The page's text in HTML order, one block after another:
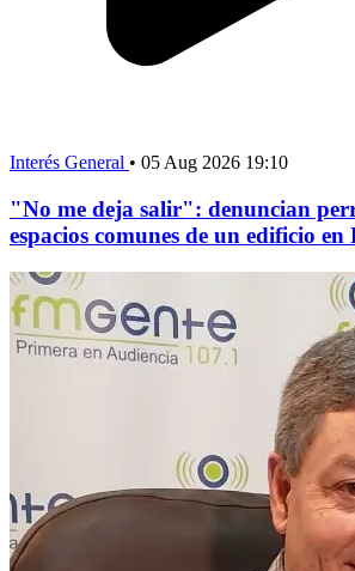
Interés General • 05 Aug 2026 19:10
"No me deja salir": denuncian
espacios comunes de un edificio en